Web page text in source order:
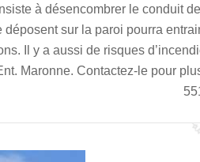
à désencombrer le conduit
déposent sur la paroi pourra
Il y a aussi de risques
Maronne. Contactez-le pour